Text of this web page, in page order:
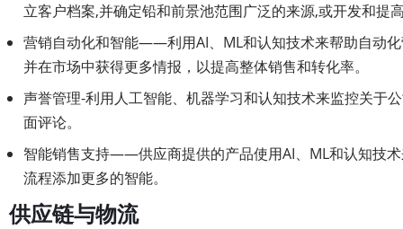
立客户档案,并确定铅和前景池范围广泛的来源,或开发和
营销自动化和智能——利用AI、ML和认知技术来帮助自动
并在市场中获得更多情报，以提高整体销售和转化率。
声誉管理-利用人工智能、机器学习和认知技术来监控关于
面评论。
智能销售支持——供应商提供的产品使用AI、ML和认知技
流程添加更多的智能。
供应链与物流